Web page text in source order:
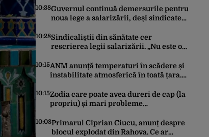
10:38Guvernul continuă demersurile pentru
noua lege a salarizării, deși sindicatele
ar putea fi depusă în Parlament
10:28Sindicaliștii din sănătate cer
rescrierea legii salarizării. „Nu este o
trimis Guvernului Bolojan
10:15ANM anunță temperaturi în scădere și
instabilitate atmosferică în toată țara.
vin vijeliile
10:15Zodia care poate avea dureri de cap (la
propriu) și mari probleme
Avertismentul experților în astrologie
10:08Primarul Ciprian Ciucu, anunț despre
blocul explodat din Rahova. Ce ar